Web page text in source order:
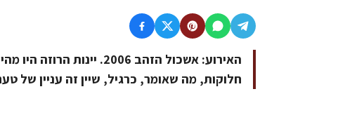
האירוע: אשכול הזהב 2006.
חלוקות, מה שאומר, כרגיל, שיין זה עניין של